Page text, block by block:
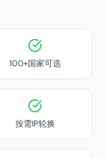
100+国家可选
按需IP轮换